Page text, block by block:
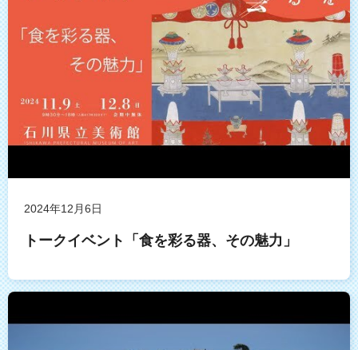
2024年12月6日
トークイベント「食を彩る器、その魅力」